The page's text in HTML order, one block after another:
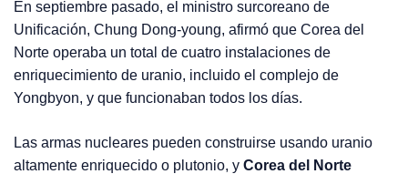
En septiembre pasado, el ministro surcoreano de
Unificación, Chung Dong-young, afirmó que Corea del
Norte operaba un total de cuatro instalaciones de
enriquecimiento de uranio, incluido el complejo de
Yongbyon, y que funcionaban todos los días.
Las armas nucleares pueden construirse usando uranio
altamente enriquecido o plutonio, yCorea del Norte